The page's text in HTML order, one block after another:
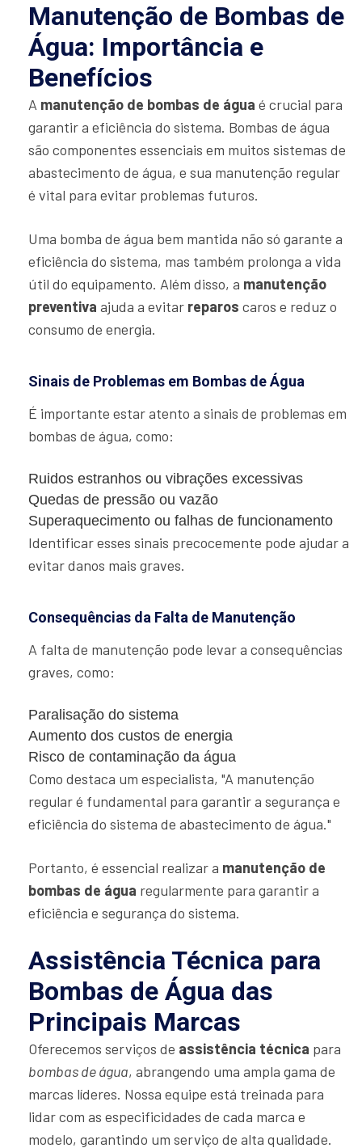
Manutenção de Bombas de
Água: Importância e
Benefícios
A manutenção de bombas de água é crucial para
garantir a eficiência do sistema. Bombas de água
são componentes essenciais em muitos sistemas de
abastecimento de água, e sua manutenção regular
é vital para evitar problemas futuros.
Uma bomba de água bem mantida não só garante a
eficiência do sistema, mas também prolonga a vida
útil do equipamento. Além disso, a manutenção
preventiva ajuda a evitar reparos caros e reduz o
consumo de energia.
Sinais de Problemas em Bombas de Água
É importante estar atento a sinais de problemas em
bombas de água, como:
Ruidos estranhos ou vibrações excessivas
Quedas de pressão ou vazão
Superaquecimento ou falhas de funcionamento
Identificar esses sinais precocemente pode ajudar a
evitar danos mais graves.
Consequências da Falta de Manutenção
A falta de manutenção pode levar a consequências
graves, como:
Paralisação do sistema
Aumento dos custos de energia
Risco de contaminação da água
Como destaca um especialista, "A manutenção
regular é fundamental para garantir a segurança e
eficiência do sistema de abastecimento de água."
Portanto, é essencial realizar a manutenção de
bombas de água regularmente para garantir a
eficiência e segurança do sistema.
Assistência Técnica para
Bombas de Água das
Principais Marcas
Oferecemos serviços de assistência técnica para
bombas de água, abrangendo uma ampla gama de
marcas líderes. Nossa equipe está treinada para
lidar com as especificidades de cada marca e
modelo, garantindo um serviço de alta qualidade.